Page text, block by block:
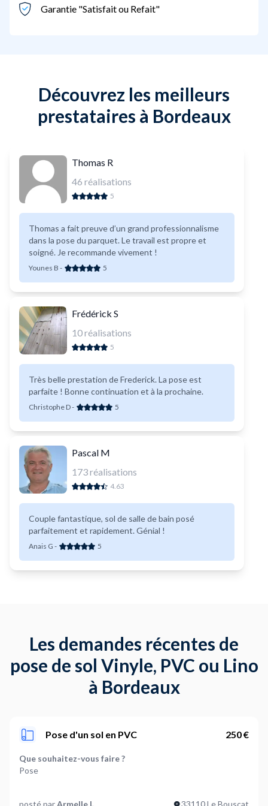
Garantie "Satisfait ou Refait"
Découvrez les meilleurs
prestataires à Bordeaux
Thomas R
46 réalisations
5
Thomas a fait preuve d’un grand professionnalisme
dans la pose du parquet. Le travail est propre et
soigné. Je recommande vivement !
Younes B - 5
Frédérick S
10réalisations
5
Très belle prestation de Frederick. La pose est
parfaite ! Bonne continuation et à la prochaine.
Christophe D- 5
Pascal M
173réalisations
4.63
Couple fantastique, sol de salle de bain posé
parfaitement et rapidement. Génial !
Anais G - 5
Les demandes récentes de
pose de sol Vinyle, PVC ou Lino
à Bordeaux
Pose d'un sol en PVC 250 €
Que souhaitez-vous faire ?
Pose